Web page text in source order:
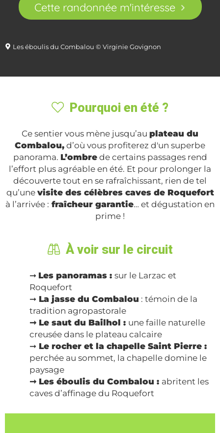
Les éboulis du Combalou © Virginie Govignon
Cette randonnée m'intéresse
Pourquoi en été ?
Ce sentier vous mène jusqu’au plateau du
Combalou, d’où vous profiterez d'un superbe
panorama. L’ombrede certains passages rend
l’effort plus agréable en été. Et pour prolonger la
découverte tout en se rafraîchissant, rien de tel
qu’une visite des célèbres caves de Roquefort
à l’arrivée : fraîcheur garantie… et dégustation en
prime !
À voir sur le circuit
➞ Les panoramas : sur le Larzac et
Roquefort
➞ La jasse du Combalou : témoin de la
tradition agropastorale
➞ Le saut du Bailhol : une faille naturelle
creusée dans le plateau calcaire
➞ Le rocher et la chapelle Saint Pierre :
perchée au sommet, la chapelle domine le
paysage
➞ Les éboulis du Combalou : abritent les
caves d’affinage du Roquefort